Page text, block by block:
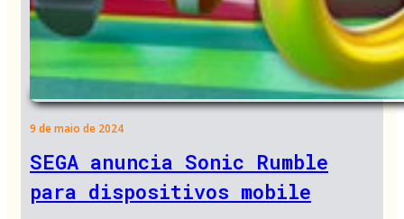
9 de maio de 2024
SEGA anuncia Sonic Rumble
para dispositivos mobile